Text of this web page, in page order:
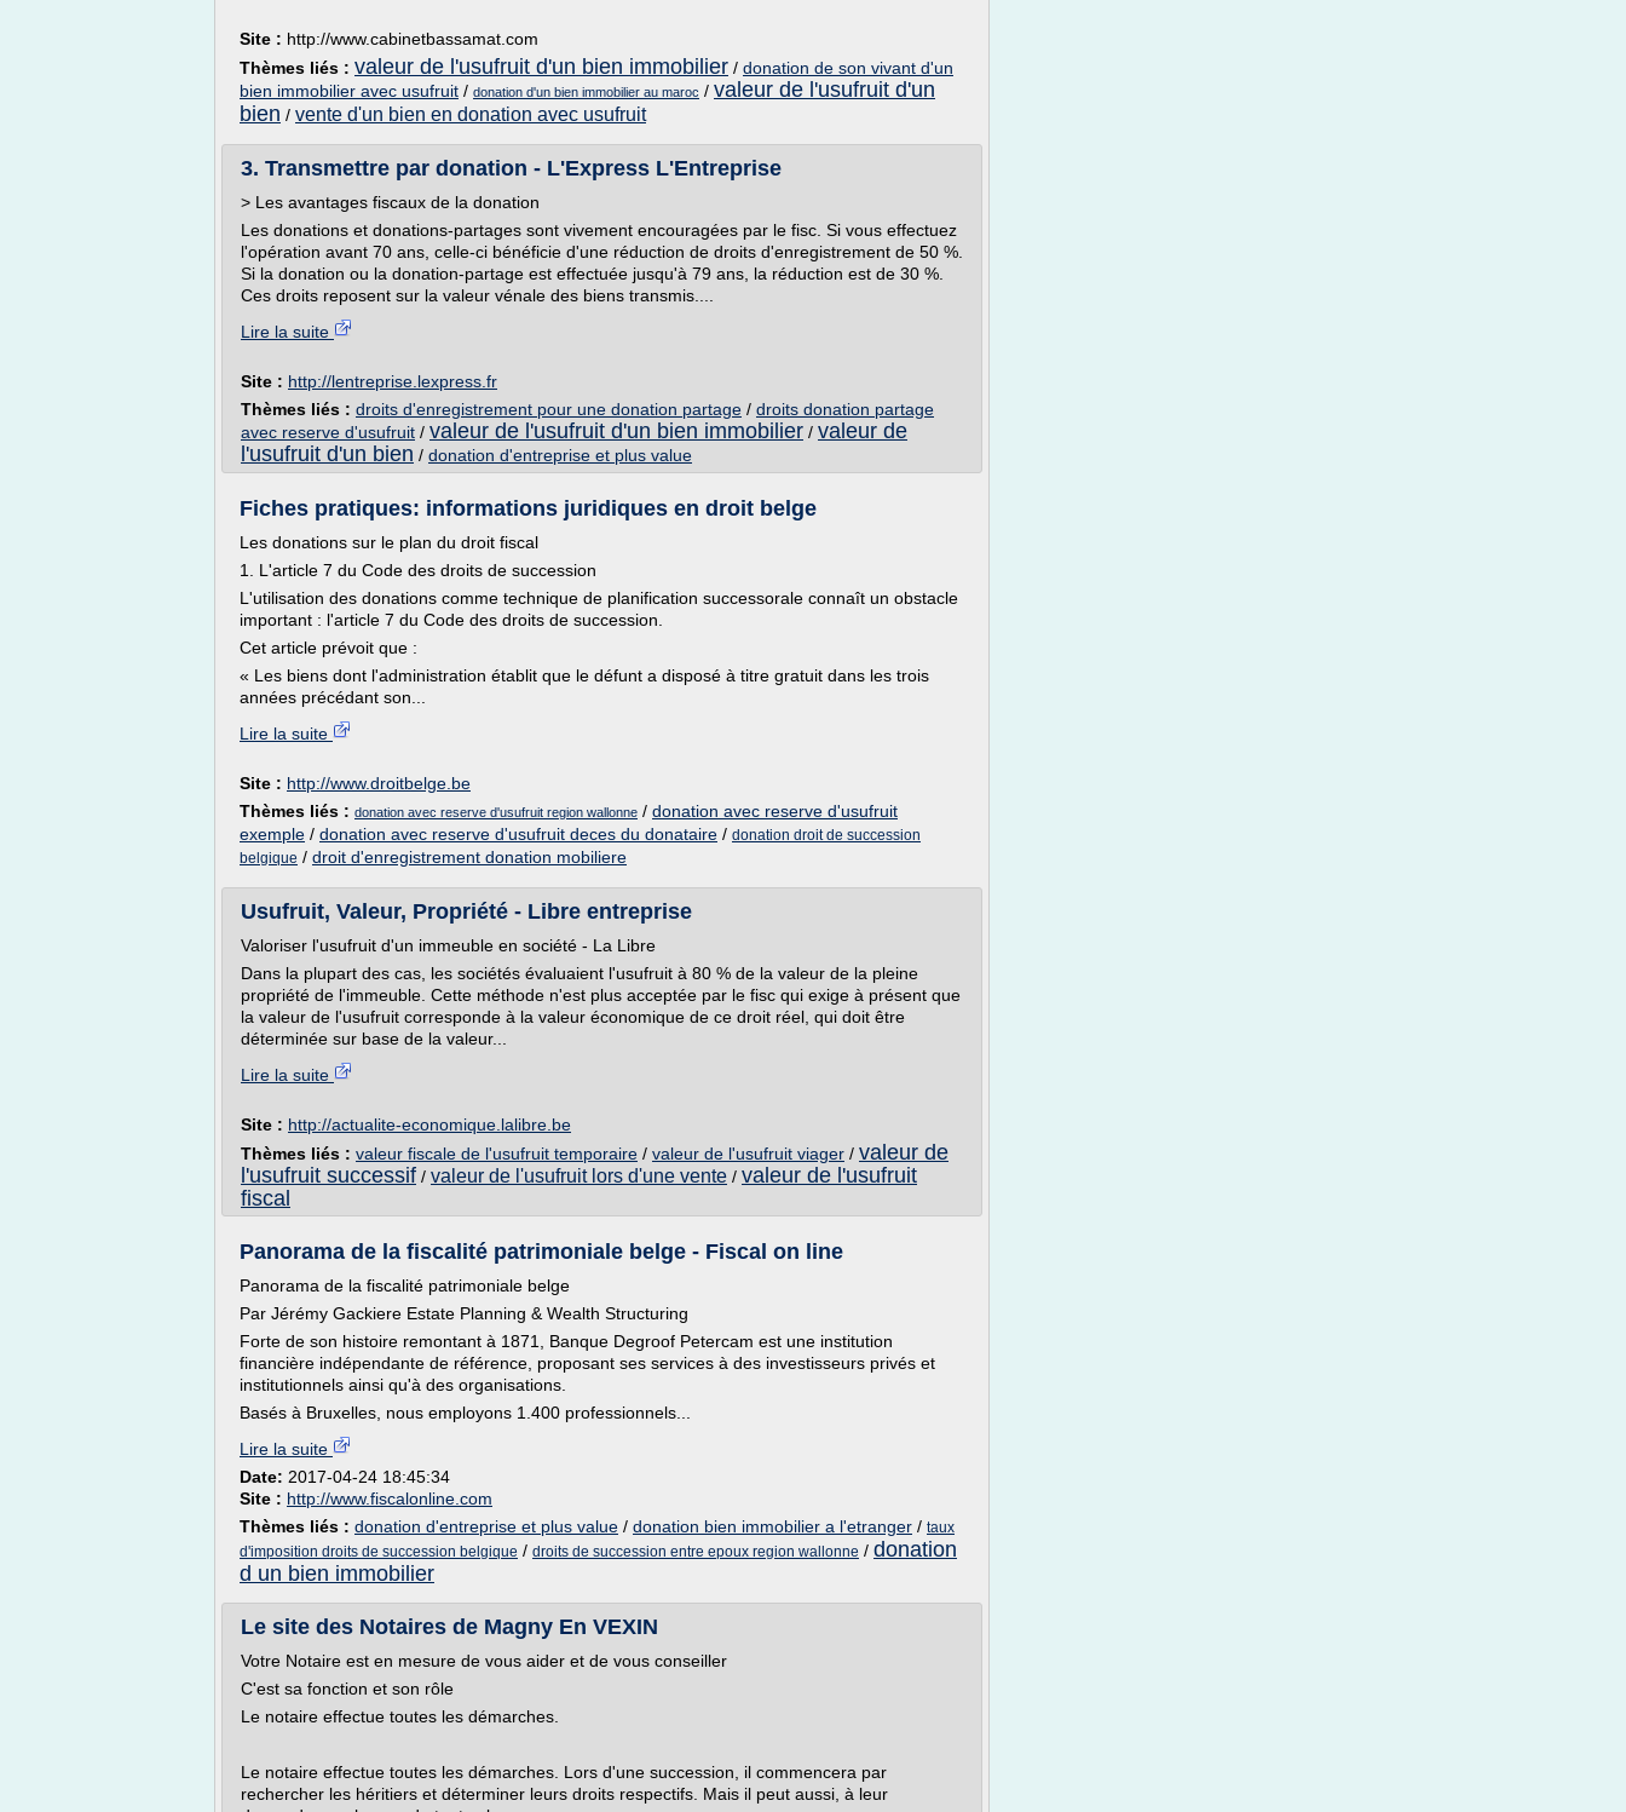
Site : http://www.cabinetbassamat.com
Thèmes liés : valeur de l'usufruit d'un bien immobilier / donation de son vivant d'un
bien immobilier avec usufruit / donation d'un bien immobilier au maroc / valeur de l'usufruit d'un
bien / vente d'un bien en donation avec usufruit
3. Transmettre par donation - L'Express L'Entreprise
> Les avantages fiscaux de la donation
Les donations et donations-partages sont vivement encouragées par le fisc. Si vous effectuez
l'opération avant 70 ans, celle-ci bénéficie d'une réduction de droits d'enregistrement de 50 %.
Si la donation ou la donation-partage est effectuée jusqu'à 79 ans, la réduction est de 30 %.
Ces droits reposent sur la valeur vénale des biens transmis....
Lire la suite
Site : http://lentreprise.lexpress.fr
Thèmes liés : droits d'enregistrement pour une donation partage / droits donation partage
avec reserve d'usufruit / valeur de l'usufruit d'un bien immobilier / valeur de
l'usufruit d'un bien / donation d'entreprise et plus value
Fiches pratiques: informations juridiques en droit belge
Les donations sur le plan du droit fiscal
1. L'article 7 du Code des droits de succession
L'utilisation des donations comme technique de planification successorale connaît un obstacle
important : l'article 7 du Code des droits de succession.
Cet article prévoit que :
« Les biens dont l'administration établit que le défunt a disposé à titre gratuit dans les trois
années précédant son...
Lire la suite
Site : http://www.droitbelge.be
Thèmes liés : donation avec reserve d'usufruit region wallonne / donation avec reserve d'usufruit
exemple / donation avec reserve d'usufruit deces du donataire / donation droit de succession
belgique / droit d'enregistrement donation mobiliere
Usufruit, Valeur, Propriété - Libre entreprise
Valoriser l'usufruit d'un immeuble en société - La Libre
Dans la plupart des cas, les sociétés évaluaient l'usufruit à 80 % de la valeur de la pleine
propriété de l'immeuble. Cette méthode n'est plus acceptée par le fisc qui exige à présent que
la valeur de l'usufruit corresponde à la valeur économique de ce droit réel, qui doit être
déterminée sur base de la valeur...
Lire la suite
Site : http://actualite-economique.lalibre.be
Thèmes liés : valeur fiscale de l'usufruit temporaire / valeur de l'usufruit viager / valeur de
l'usufruit successif / valeur de l'usufruit lors d'une vente / valeur de l'usufruit
fiscal
Panorama de la fiscalité patrimoniale belge - Fiscal on line
Panorama de la fiscalité patrimoniale belge
Par Jérémy Gackiere Estate Planning & Wealth Structuring
Forte de son histoire remontant à 1871, Banque Degroof Petercam est une institution
financière indépendante de référence, proposant ses services à des investisseurs privés et
institutionnels ainsi qu'à des organisations.
Basés à Bruxelles, nous employons 1.400 professionnels...
Lire la suite
Date: 2017-04-24 18:45:34
Site : http://www.fiscalonline.com
Thèmes liés : donation d'entreprise et plus value / donation bien immobilier a l'etranger / taux
d'imposition droits de succession belgique / droits de succession entre epoux region wallonne / donation
d un bien immobilier
Le site des Notaires de Magny En VEXIN
Votre Notaire est en mesure de vous aider et de vous conseiller
C'est sa fonction et son rôle
Le notaire effectue toutes les démarches.
Le notaire effectue toutes les démarches. Lors d'une succession, il commencera par
rechercher les héritiers et déterminer leurs droits respectifs. Mais il peut aussi, à leur